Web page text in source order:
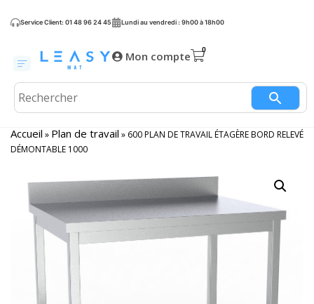
Service Client: 01 48 96 24 45 Lundi au vendredi : 9h00 à 18h00
Mon compte
Accueil » Plan de travail » 600 PLAN DE TRAVAIL ÉTAGÈRE BORD RELEVÉ
DÉMONTABLE 1000